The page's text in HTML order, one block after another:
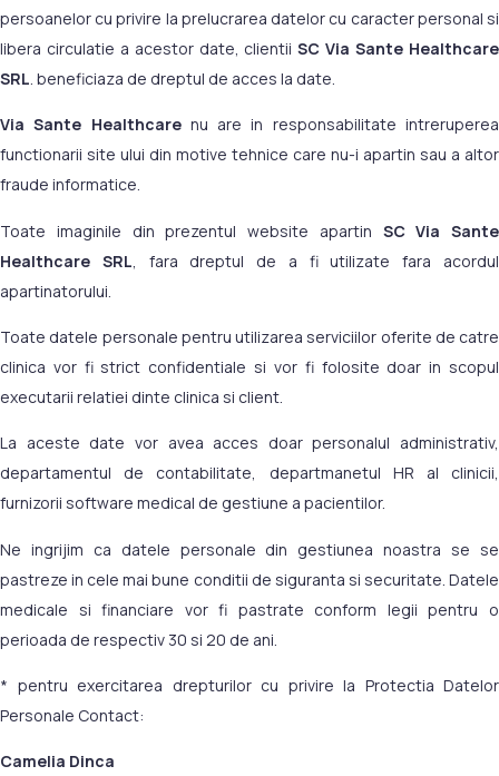
persoanelor cu privire la prelucrarea datelor cu caracter personal si
libera circulatie a acestor date, clientiiSC Via Sante Healthcare
SRL . beneficiaza de dreptul de acces la date.
Via Sante Healthcarenu are in responsabilitate intreruperea
functionarii site ului din motive tehnice care nu-i apartin sau a altor
fraude informatice.
Toate imaginile din prezentul website apartin SC Via Sante
Healthcare SRL , fara dreptul de a fi utilizate fara acordul
apartinatorului.
Toate datele personale pentru utilizarea serviciilor oferite de catre
clinica vor fi strict confidentiale si vor fi folosite doar in scopul
executarii relatiei dinte clinica si client.
La aceste date vor avea acces doar personalul administrativ,
departamentul de contabilitate, departmanetul HR al clinicii,
furnizorii software medical de gestiune a pacientilor.
Ne ingrijim ca datele personale din gestiunea noastra se se
pastreze in cele mai bune conditii de siguranta si securitate. Datele
medicale si financiare vor fi pastrate conform legii pentru o
perioada de respectiv 30 si 20 de ani.
* pentru exercitarea drepturilor cu privire la Protectia Datelor
Personale Contact:
Camelia Dinca